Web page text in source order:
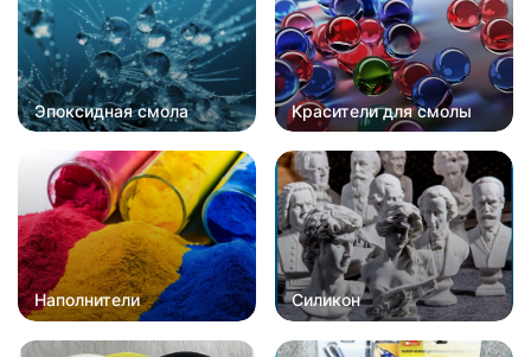
Эпоксидная смола Красители для смолы
Наполнители Силикон